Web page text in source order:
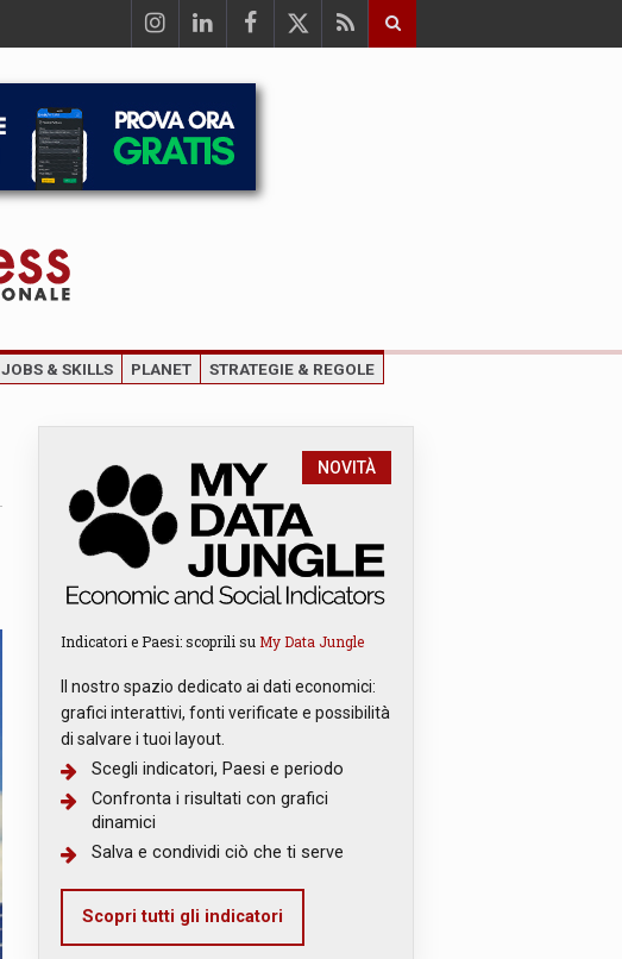
JOBS & SKILLS PLANET STRATEGIE & REGOLE
NOVITÀ
Indicatori e Paesi: scoprili su My Data Jungle
Il nostro spazio dedicato ai dati economici:
grafici interattivi, fonti verificate e possibilità
di salvare i tuoi layout.
Scegli indicatori, Paesi e periodo
Confronta i risultati con grafici
dinamici
Salva e condividi ciò che ti serve
Scopri tutti gli indicatori